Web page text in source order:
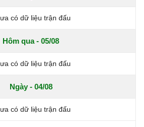
có dữ liệu trận đấu
Hôm qua - 05/08
có dữ liệu trận đấu
Ngày - 04/08
có dữ liệu trận đấu